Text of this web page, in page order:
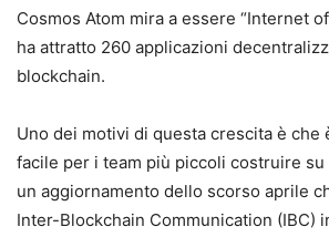
Cosmos Atom mira a essere “Internet
ha attratto 260 applicazioni
blockchain.
Uno dei motivi di questa crescita è che
facile per i team più piccoli costruire su
un aggiornamento dello scorso aprile
Inter-Blockchain Communication (IBC)